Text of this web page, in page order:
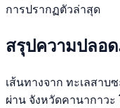
การปรากฏตัวล่าสุด
สรุปความปลอ
เส้นทางจาก ทะเลสาบ
ผ่าน จังหวัดคานากาวะ